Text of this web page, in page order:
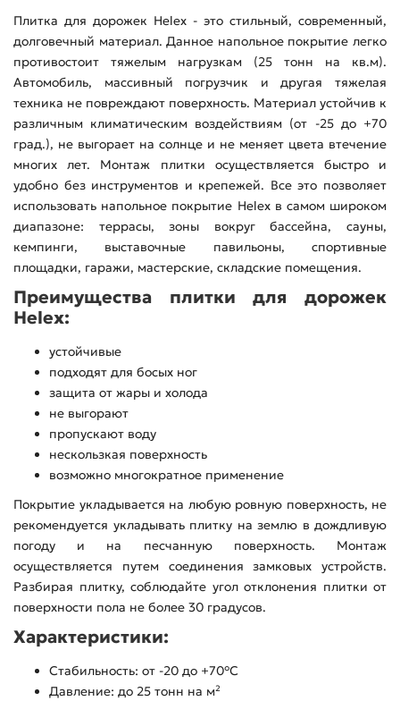
Плитка для дорожек Helex - это стильный, современный,
долговечный материал. Данное напольное покрытие легко
противостоит тяжелым нагрузкам (25 тонн на кв.м).
Автомобиль, массивный погрузчик и другая тяжелая
техника не повреждают поверхность. Материал устойчив к
различным климатическим воздействиям (от -25 до +70
град.), не выгорает на солнце и не меняет цвета втечение
многих лет. Монтаж плитки осуществляется быстро и
удобно без инструментов и крепежей. Все это позволяет
использовать напольное покрытие Helex в самом широком
диапазоне: террасы, зоны вокруг бассейна, сауны,
кемпинги, выставочные павильоны, спортивные
площадки, гаражи, мастерские, складские помещения.
Преимущества плитки для дорожек
Helex:
устойчивые
подходят для босых ног
защита от жары и холода
не выгорают
пропускают воду
нескользкая поверхность
возможно многократное применение
Покрытие укладывается на любую ровную поверхность, не
рекомендуется укладывать плитку на землю в дождливую
погоду и на песчанную поверхность. Монтаж
осуществляется путем соединения замковых устройств.
Разбирая плитку, соблюдайте угол отклонения плитки от
поверхности пола не более 30 градусов.
Характеристики:
Стабильность: от -20 до +70°C
Давление: до 25 тонн на м²